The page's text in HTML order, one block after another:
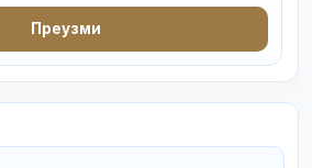
Преузми